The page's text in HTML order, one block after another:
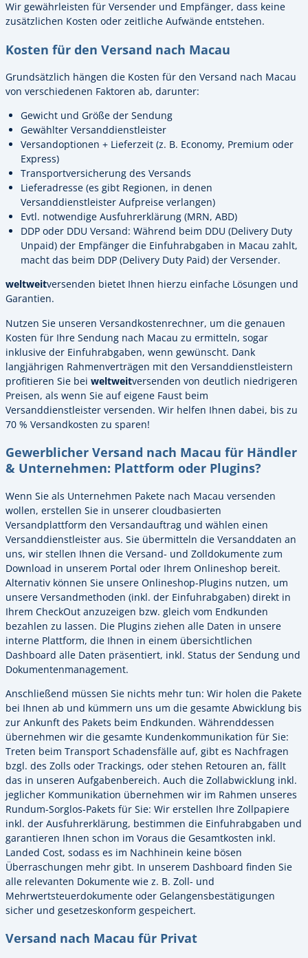
Wir gewährleisten für Versender und Empfänger, dass keine
zusätzlichen Kosten oder zeitliche Aufwände entstehen.
Kosten für den Versand nach Macau
Grundsätzlich hängen die Kosten für den Versand nach Macau
von verschiedenen Faktoren ab, darunter:
Gewicht und Größe der Sendung
Gewählter Versanddienstleister
Versandoptionen + Lieferzeit (z. B. Economy, Premium oder
Express)
Transportversicherung des Versands
Lieferadresse (es gibt Regionen, in denen
Versanddienstleister Aufpreise verlangen)
Evtl. notwendige Ausfuhrerklärung (MRN, ABD)
DDP oder DDU Versand: Während beim DDU (Delivery Duty
Unpaid) der Empfänger die Einfuhrabgaben in Macau zahlt,
macht das beim DDP (Delivery Duty Paid) der Versender.
weltweitversenden bietet Ihnen hierzu einfache Lösungen und
Garantien.
Nutzen Sie unseren Versandkostenrechner, um die genauen
Kosten für Ihre Sendung nach Macau zu ermitteln, sogar
inklusive der Einfuhrabgaben, wenn gewünscht. Dank
langjährigen Rahmenverträgen mit den Versanddienstleistern
profitieren Sie bei weltweitversenden von deutlich niedrigeren
Preisen, als wenn Sie auf eigene Faust beim
Versanddienstleister versenden. Wir helfen Ihnen dabei, bis zu
70 % Versandkosten zu sparen!
Gewerblicher Versand nach Macau für Händler
& Unternehmen: Plattform oder Plugins?
Wenn Sie als Unternehmen Pakete nach Macau versenden
wollen, erstellen Sie in unserer cloudbasierten
Versandplattform den Versandauftrag und wählen einen
Versanddienstleister aus. Sie übermitteln die Versanddaten an
uns, wir stellen Ihnen die Versand- und Zolldokumente zum
Download in unserem Portal oder Ihrem Onlineshop bereit.
Alternativ können Sie unsere Onlineshop-Plugins nutzen, um
unsere Versandmethoden (inkl. der Einfuhrabgaben) direkt in
Ihrem CheckOut anzuzeigen bzw. gleich vom Endkunden
bezahlen zu lassen. Die Plugins ziehen alle Daten in unsere
interne Plattform, die Ihnen in einem übersichtlichen
Dashboard alle Daten präsentiert, inkl. Status der Sendung und
Dokumentenmanagement.
Anschließend müssen Sie nichts mehr tun: Wir holen die Pakete
bei Ihnen ab und kümmern uns um die gesamte Abwicklung bis
zur Ankunft des Pakets beim Endkunden. Währenddessen
übernehmen wir die gesamte Kundenkommunikation für Sie:
Treten beim Transport Schadensfälle auf, gibt es Nachfragen
bzgl. des Zolls oder Trackings, oder stehen Retouren an, fällt
das in unseren Aufgabenbereich. Auch die Zollabwicklung inkl.
jeglicher Kommunikation übernehmen wir im Rahmen unseres
Rundum-Sorglos-Pakets für Sie: Wir erstellen Ihre Zollpapiere
inkl. der Ausfuhrerklärung, bestimmen die Einfuhrabgaben und
garantieren Ihnen schon im Voraus die Gesamtkosten inkl.
Landed Cost, sodass es im Nachhinein keine bösen
Überraschungen mehr gibt. In unserem Dashboard finden Sie
alle relevanten Dokumente wie z. B. Zoll- und
Mehrwertsteuerdokumente oder Gelangensbestätigungen
sicher und gesetzeskonform gespeichert.
Versand nach Macau für Privat